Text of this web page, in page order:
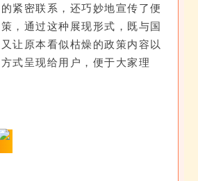
紧密联系，还巧妙地宣传了便
，通过这种展现形式，既与国
让原本看似枯燥的政策内容以
式呈现给用户，便于大家理